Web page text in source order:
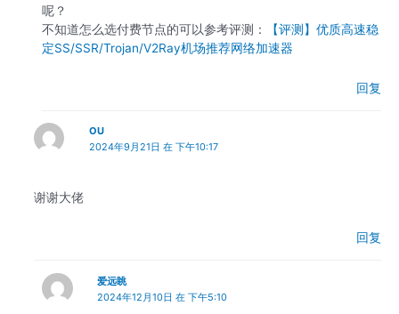
呢？
不知道怎么选付费节点的可以参考评测：
【评测】优质高速稳
定SS/SSR/Trojan/V2Ray机场推荐网络加速器
回复
OU
2024年9月21日 在 下午10:17
谢谢大佬
回复
爱远眺
2024年12月10日 在 下午5:10